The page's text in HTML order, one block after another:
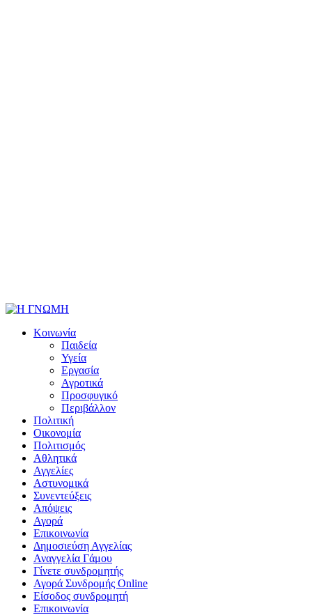
Κοινωνία
Παιδεία
Υγεία
Εργασία
Αγροτικά
Προσφυγικό
Περιβάλλον
Πολιτική
Οικονομία
Πολιτισμός
Αθλητικά
Αγγελίες
Αστυνομικά
Συνεντεύξεις
Απόψεις
Αγορά
Επικοινωνία
Δημοσιεύση Αγγελίας
Αναγγελία Γάμου
Γίνετε συνδρομητής
Αγορά Συνδρομής Online
Είσοδος συνδρομητή
Επικοινωνία